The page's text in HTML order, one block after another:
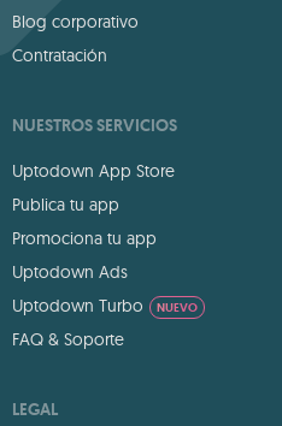
Blog corporativo
Contratación
NUESTROS SERVICIOS
Uptodown App Store
Publica tu app
Promociona tu app
Uptodown Ads
Uptodown Turbo
NUEVO
FAQ & Soporte
LEGAL